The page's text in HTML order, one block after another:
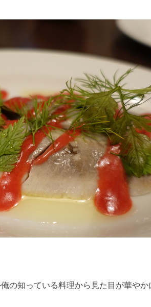
の知っている料理から見た目が華やか